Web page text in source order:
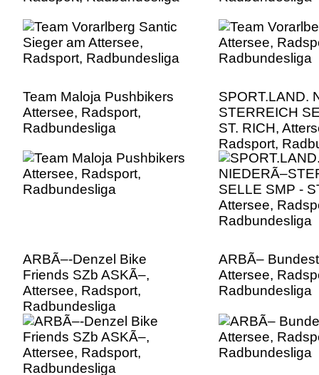
Team Maloja Pushbikers
Attersee, Radsport,
Radbundesliga
SPORT.LAND.
STERREICH
ST. RICH,
Radsport,
ARBÃ–-Denzel Bike
Friends SZb ASKÃ–,
Attersee, Radsport,
Radbundesliga
ARBÃ–
Attersee,
Radbundesliga